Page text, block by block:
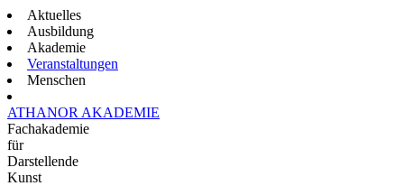
Aktuelles
Ausbildung
Akademie
Veranstaltungen
Menschen
ATHANOR AKADEMIE
Fachakademie
für
Darstellende
Kunst